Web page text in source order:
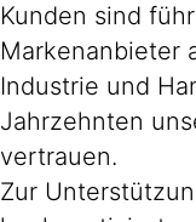
Kunden sind
Markenanbieter
Industrie und
Jahrzehnten
vertrauen.
Zur